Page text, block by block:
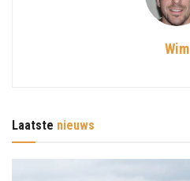
Wim
Laatste nieuws